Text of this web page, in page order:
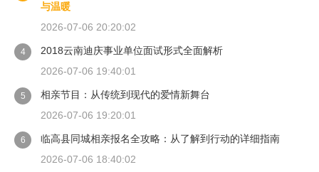
与温暖
2026-07-06 20:20:02
4
2018云南迪庆事业单位面试形式全面解析
2026-07-06 19:40:01
5
相亲节目：从传统到现代的爱情新舞台
2026-07-06 19:20:01
6
临高县同城相亲报名全攻略：从了解到行动的详细指南
2026-07-06 18:40:02